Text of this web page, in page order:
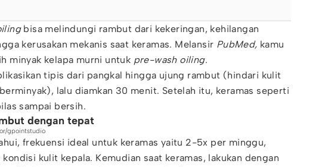
bisa melindungi rambut dari kekeringan, kehilangan
kerusakan mekanis saat keramas. Melansir PubMed, kamu
minyak kelapa murni untuk pre-wash oiling.
tipis dari pangkal hingga ujung rambut (hindari kulit
lalu diamkan 30 menit. Setelah itu, keramas seperti
sampai bersih.
dengan tepat
gpointstudio
frekuensi ideal untuk keramas yaitu 2-5x per minggu,
kulit kepala. Kemudian saat keramas, lakukan dengan